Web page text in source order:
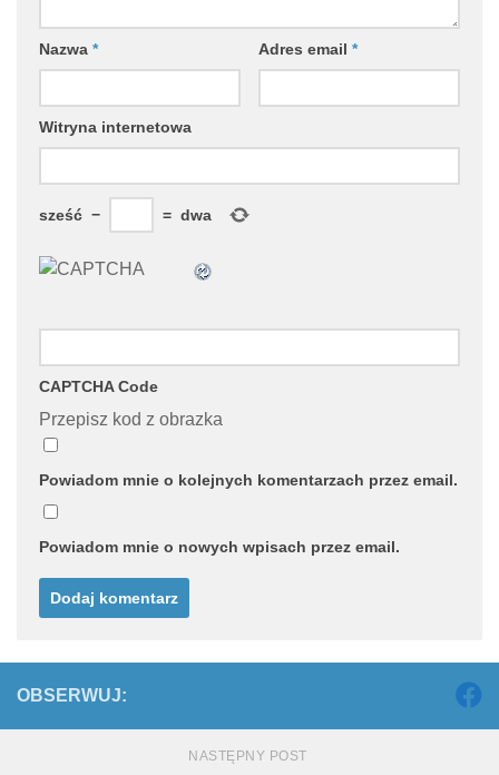
Nazwa * Adres email *
Witryna internetowa
sześć − = dwa
CAPTCHA Code
Przepisz kod z obrazka
Powiadom mnie o kolejnych komentarzach przez email.
Powiadom mnie o nowych wpisach przez email.
OBSERWUJ:
NASTĘPNY POST